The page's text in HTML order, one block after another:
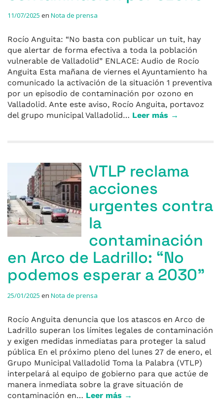
11/07/2025 en Nota de prensa
Rocío Anguita: “No basta con publicar un tuit, hay
que alertar de forma efectiva a toda la población
vulnerable de Valladolid” ENLACE: Audio de Rocío
Anguita Esta mañana de viernes el Ayuntamiento ha
comunicado la activación de la situación 1 preventiva
por un episodio de contaminación por ozono en
Valladolid. Ante este aviso, Rocío Anguita, portavoz
del grupo municipal Valladolid… Leer más →
VTLP reclama
acciones
urgentes contra
la
contaminación
en Arco de Ladrillo: “No
podemos esperar a 2030”
25/01/2025 en Nota de prensa
Rocío Anguita denuncia que los atascos en Arco de
Ladrillo superan los límites legales de contaminación
y exigen medidas inmediatas para proteger la salud
pública En el próximo pleno del lunes 27 de enero, el
Grupo Municipal Valladolid Toma la Palabra (VTLP)
interpelará al equipo de gobierno para que actúe de
manera inmediata sobre la grave situación de
contaminación en… Leer más →